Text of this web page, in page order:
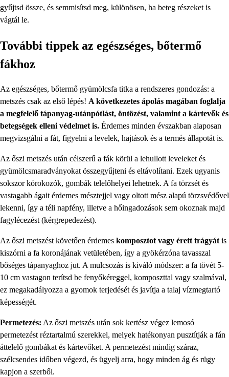
gyűjtsd össze, és semmisítsd meg, különösen, ha beteg részeket is
vágtál le.
További tippek az egészséges, bőtermő
fákhoz
Az egészséges, bőtermő gyümölcsfa titka a rendszeres gondozás: a
metszés csak az első lépés! A következetes ápolás magában foglalja
a megfelelő tápanyag-utánpótlást, öntözést, valamint a kártevők és
betegségek elleni védelmet is. Érdemes minden évszakban alaposan
megvizsgálni a fát, figyelni a levelek, hajtások és a termés állapotát is.
Az őszi metszés után célszerű a fák körül a lehullott leveleket és
gyümölcsmaradványokat összegyűjteni és eltávolítani. Ezek ugyanis
sokszor kórokozók, gombák telelőhelyei lehetnek. A fa törzsét és
vastagabb ágait érdemes mésztejjel vagy oltott mész alapú törzsvédővel
lekenni, így a téli napfény, illetve a hőingadozások sem okoznak majd
fagylécezést (kérgrepedezést).
Az őszi metszést követően érdemes komposztot vagy érett trágyátis
kiszórni a fa koronájának vetületében, így a gyökérzóna tavasszal
bőséges tápanyaghoz jut. A mulcsozás is kiváló módszer: a fa tövét 5-
10 cm vastagon terítsd be fenyőkéreggel, komposzttal vagy szalmával,
ez megakadályozza a gyomok terjedését és javítja a talaj vízmegtartó
képességét.
Permetezés: Az őszi metszés után sok kertész végez lemosó
permetezést réztartalmú szerekkel, melyek hatékonyan pusztítják a fán
áttelelő gombákat és kártevőket. A permetezést mindig száraz,
szélcsendes időben végezd, és ügyelj arra, hogy minden ág és rügy
kapjon a szerből.